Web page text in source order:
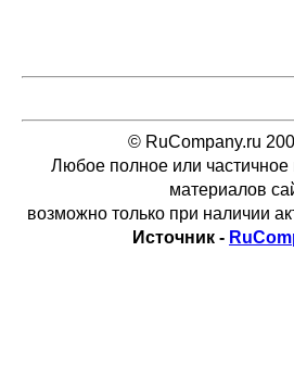
© RuCompany.ru
Любое полное или частичное
материалов
возможно только при наличии
Источник -